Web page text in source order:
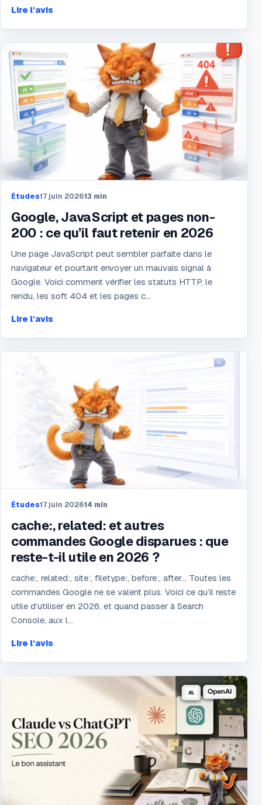
Lire l'avis
Études17 juin 202613 min
Google, JavaScript et pages non-
200 : ce qu’il faut retenir en 2026
Une page JavaScript peut sembler parfaite dans le
navigateur et pourtant envoyer un mauvais signal à
Google. Voici comment vérifier les statuts HTTP, le
rendu, les soft 404 et les pages c...
Lire l'avis
Études17 juin 202614 min
cache:, related: et autres
commandes Google disparues : que
reste-t-il utile en 2026 ?
cache:, related:, site:, filetype:, before:, after... Toutes les
commandes Google ne se valent plus. Voici ce qu’il reste
utile d’utiliser en 2026, et quand passer à Search
Console, aux l...
Lire l'avis